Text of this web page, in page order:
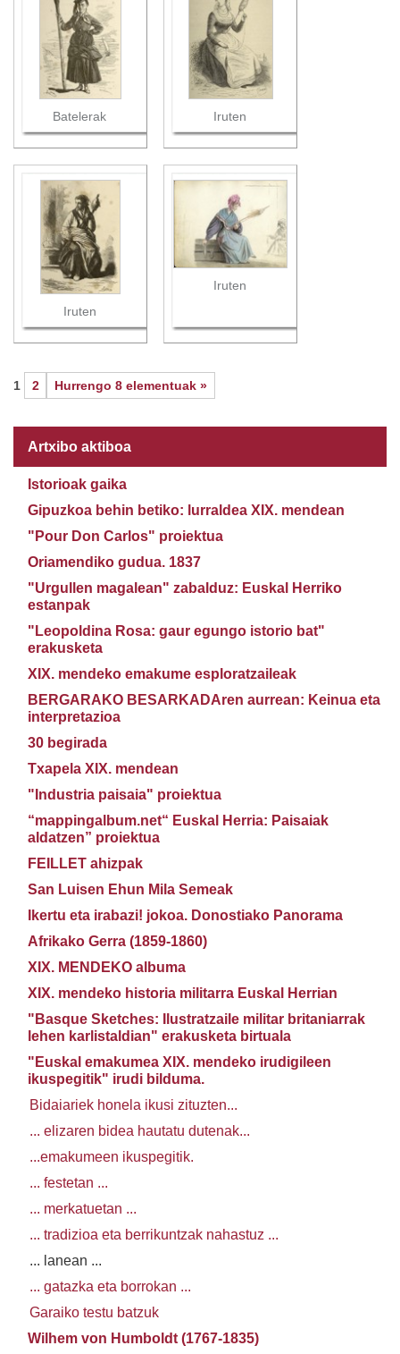
Batelerak Iruten
Iruten
Iruten
Hurrengo 8 elementuak »
1 2
Artxibo aktiboa
Istorioak gaika
Gipuzkoa behin betiko: lurraldea XIX. mendean
"Pour Don Carlos" proiektua
Oriamendiko gudua. 1837
"Urgullen magalean" zabalduz: Euskal Herriko
estanpak
"Leopoldina Rosa: gaur egungo istorio bat"
erakusketa
XIX. mendeko emakume esploratzaileak
BERGARAKO BESARKADAren aurrean: Keinua eta
interpretazioa
30 begirada
Txapela XIX. mendean
"Industria paisaia" proiektua
“mappingalbum.net“ Euskal Herria: Paisaiak
aldatzen” proiektua
FEILLET ahizpak
San Luisen Ehun Mila Semeak
Ikertu eta irabazi! jokoa. Donostiako Panorama
Afrikako Gerra (1859-1860)
XIX. MENDEKO albuma
XIX. mendeko historia militarra Euskal Herrian
"Basque Sketches: Ilustratzaile militar britaniarrak
lehen karlistaldian" erakusketa birtuala
"Euskal emakumea XIX. mendeko irudigileen
ikuspegitik" irudi bilduma.
Bidaiariek honela ikusi zituzten...
... elizaren bidea hautatu dutenak...
...emakumeen ikuspegitik.
... festetan ...
... merkatuetan ...
... tradizioa eta berrikuntzak nahastuz ...
... lanean ...
... gatazka eta borrokan ...
Garaiko testu batzuk
Wilhem von Humboldt (1767-1835)